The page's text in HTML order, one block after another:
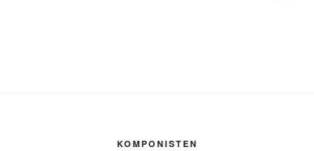
KOMPONISTEN